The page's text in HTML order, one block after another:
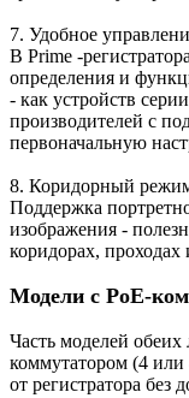
7. Удобное
В Prime -
определения и
- как устройств
производителей с
первоначальную
8. Коридорный
Поддержка
изображения -
коридорах,
Модели с PoE-
Часть моделей
коммутатором (4
от регистратора без